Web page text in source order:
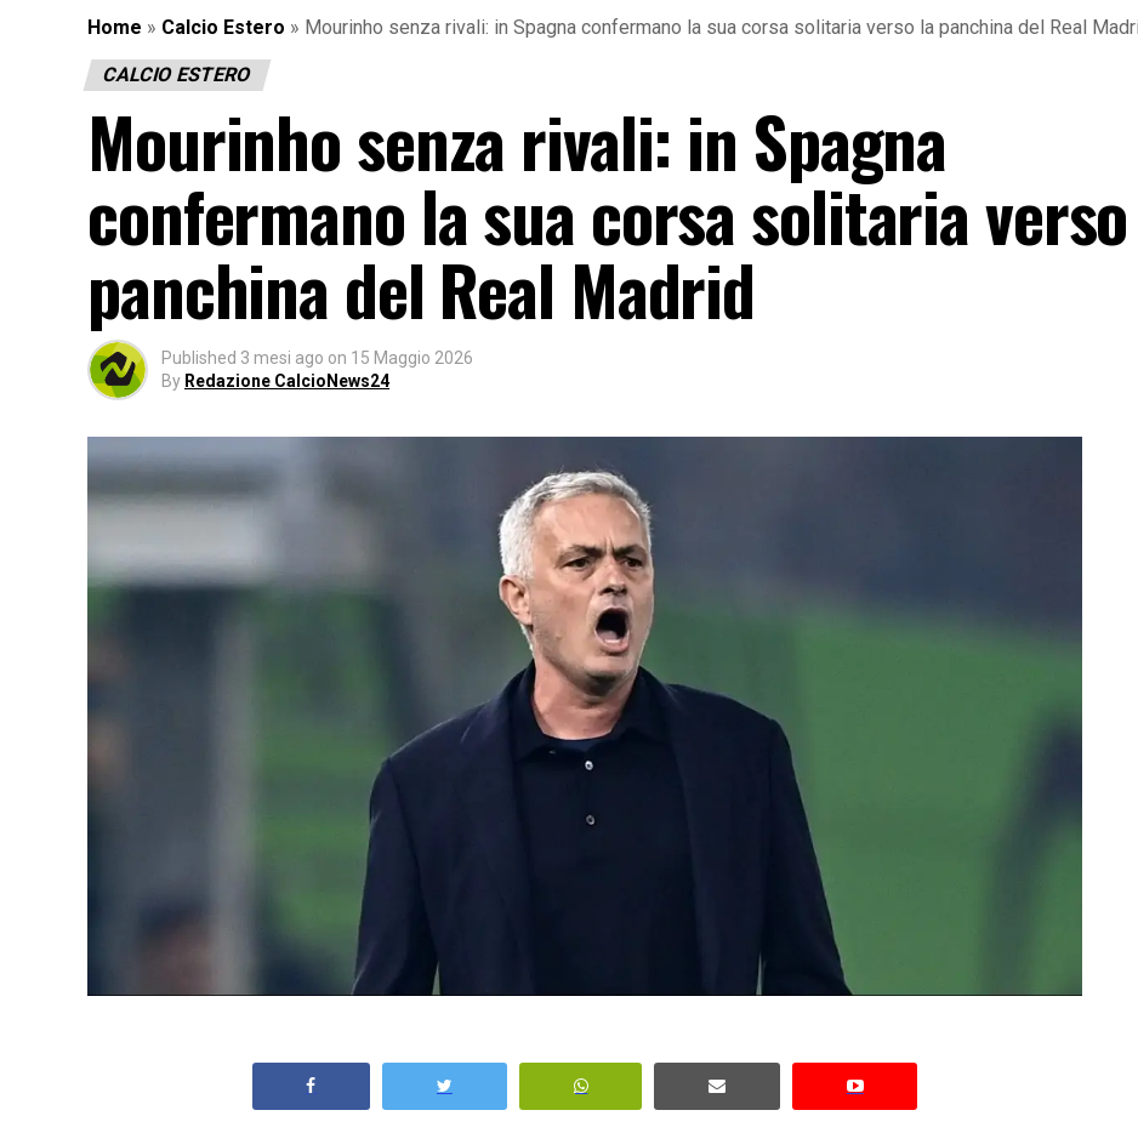
Home » Calcio Estero » Mourinho senza rivali: in Spagna confermano la sua corsa solitaria verso la panchina del Real
CALCIO ESTERO
Mourinho senza rivali: in Spagna
confermano la sua corsa solitaria
panchina del Real Madrid
Published 3 mesi ago on 15 Maggio 2026
By Redazione CalcioNews24